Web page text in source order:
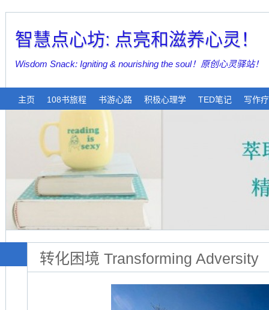
智慧点心坊: 点亮和滋养心灵！
Wisdom Snack: Igniting & nourishing the soul！原创心灵驿站！
主页 108书旅程 书游心路 积极心理学 TED笔记 写作
转化困境 Transforming Adversity